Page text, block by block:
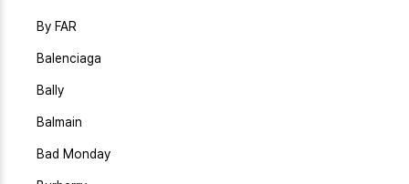
By FAR
Balenciaga
Bally
Balmain
Bad Monday